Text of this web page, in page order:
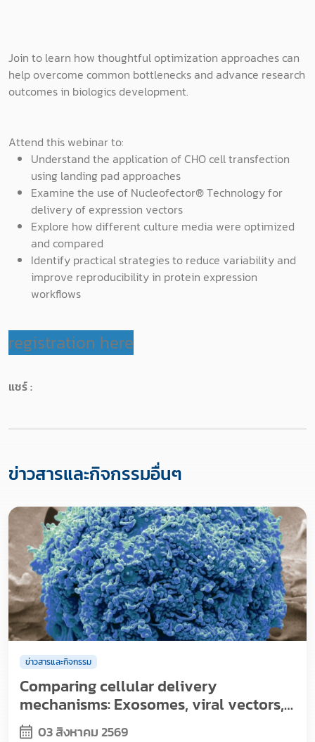
Join to learn how thoughtful optimization approaches can
help overcome common bottlenecks and advance research
outcomes in biologics development.
Attend this webinar to:
Understand the application of CHO cell transfection
using landing pad approaches
Examine the use of Nucleofector® Technology for
delivery of expression vectors
Explore how different culture media were optimized
and compared
Identify practical strategies to reduce variability and
improve reproducibility in protein expression
workflows
registration here
แชร์ :
ข่าวสารและกิจกรรมอื่นๆ
ข่าวสารและกิจกรรม
Comparing cellular delivery
mechanisms: Exosomes, viral vectors,
and nanoparticles
03 สิงหาคม 2569